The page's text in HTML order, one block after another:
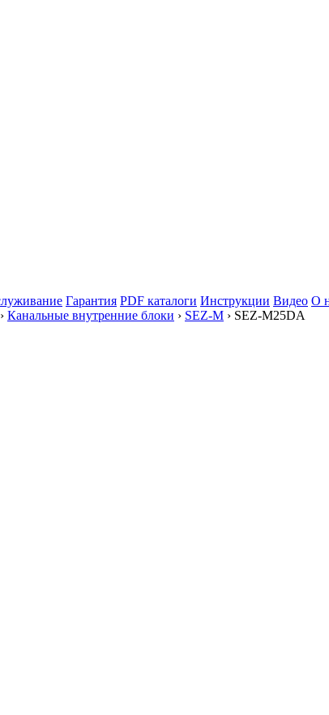
Гарантия PDF каталоги Инструкции Видео О
› Канальные внутренние блоки › SEZ-M › SEZ-M25DA